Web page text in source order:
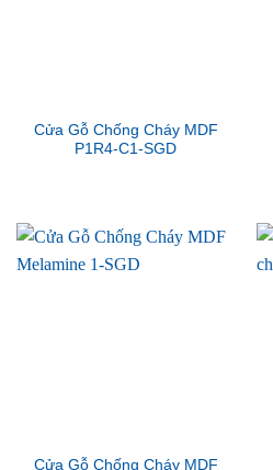
Cửa Gỗ Chống Cháy MDF
P1R4-C1-SGD
Cửa Gỗ Chống Cháy MDF